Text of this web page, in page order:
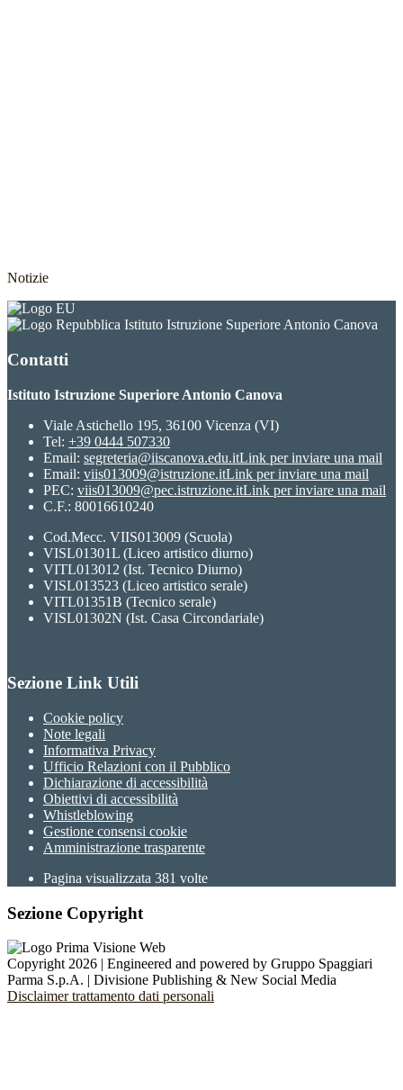
Notizie
Istituto Istruzione Superiore Antonio Canova
Contatti
Istituto Istruzione Superiore Antonio Canova
Viale Astichello 195, 36100 Vicenza (VI)
Tel: +39 0444 507330
Email: segreteria@iiscanova.edu.itLink per inviare una mail
Email: viis013009@istruzione.itLink per inviare una mail
PEC: viis013009@pec.istruzione.itLink per inviare una mail
C.F.: 80016610240
Cod.Mecc. VIIS013009 (Scuola)
VISL01301L (Liceo artistico diurno)
VITL013012 (Ist. Tecnico Diurno)
VISL013523 (Liceo artistico serale)
VITL01351B (Tecnico serale)
VISL01302N (Ist. Casa Circondariale)
Sezione Link Utili
Cookie policy
Note legali
Informativa Privacy
Ufficio Relazioni con il Pubblico
Dichiarazione di accessibilità
Obiettivi di accessibilità
Whistleblowing
Gestione consensi cookie
Amministrazione trasparente
Pagina visualizzata 381 volte
Sezione Copyright
Copyright 2026 | Engineered and powered by Gruppo Spaggiari
Parma S.p.A. | Divisione Publishing & New Social Media
Disclaimer trattamento dati personali